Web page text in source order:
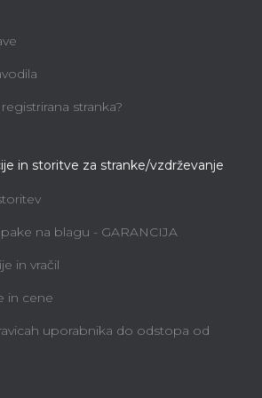
stranka?
in storitve za stranke/vzdrževanje
na blagu - GARANCIJA
in vračil
in cene
uporabnika do odstopa od